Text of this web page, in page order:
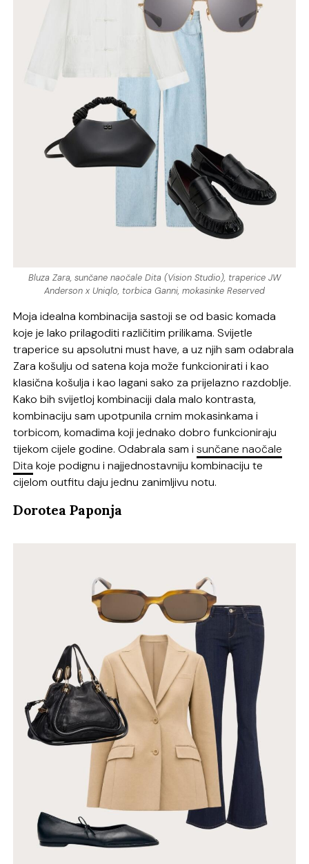
Bluza Zara, sunčane naočale Dita (Vision Studio), traperice JW
Anderson x Uniqlo, torbica Ganni, mokasinke Reserved
Moja idealna kombinacija sastoji se od basic komada
koje je lako prilagoditi različitim prilikama. Svijetle
traperice su apsolutni must have, a uz njih sam odabrala
Zara košulju od satena koja može funkcionirati i kao
klasična košulja i kao lagani sako za prijelazno razdoblje.
Kako bih svijetloj kombinaciji dala malo kontrasta,
kombinaciju sam upotpunila crnim mokasinkama i
torbicom, komadima koji jednako dobro funkcioniraju
tijekom cijele godine. Odabrala sam isunčane naočale
Dita koje podignu i najjednostavniju kombinaciju te
cijelom outfitu daju jednu zanimljivu notu.
Dorotea Paponja